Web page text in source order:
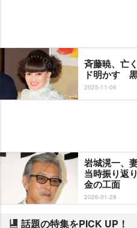
斉藤暁、亡
ド明かす
2025-11-06
城滉一、妻
当時振り返
金の工面
2026-01-28
話題の特集をPICK UP！